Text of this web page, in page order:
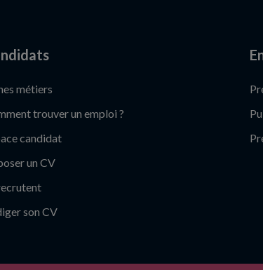
métiers
trouver un emploi ?
candidat
un CV
son CV